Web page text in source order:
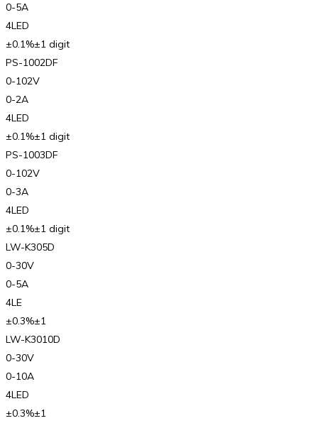
0-5A
4LED
±0.1%±1 digit
PS-1002DF
0-102V
0-2A
4LED
±0.1%±1 digit
PS-1003DF
0-102V
0-3A
4LED
±0.1%±1 digit
LW-K305D
0-30V
0-5A
4LE
±0.3%±1
LW-K3010D
0-30V
0-10A
4LED
±0.3%±1